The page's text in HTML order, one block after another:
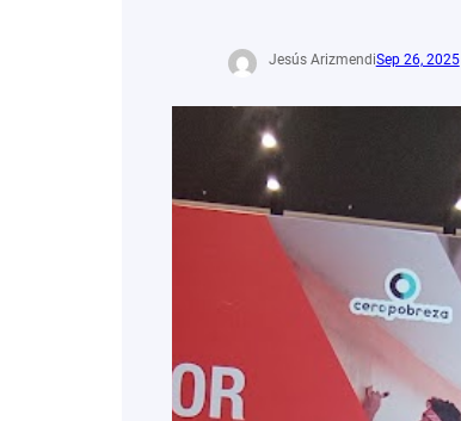
Jesús ArizmendiSep 26, 2025